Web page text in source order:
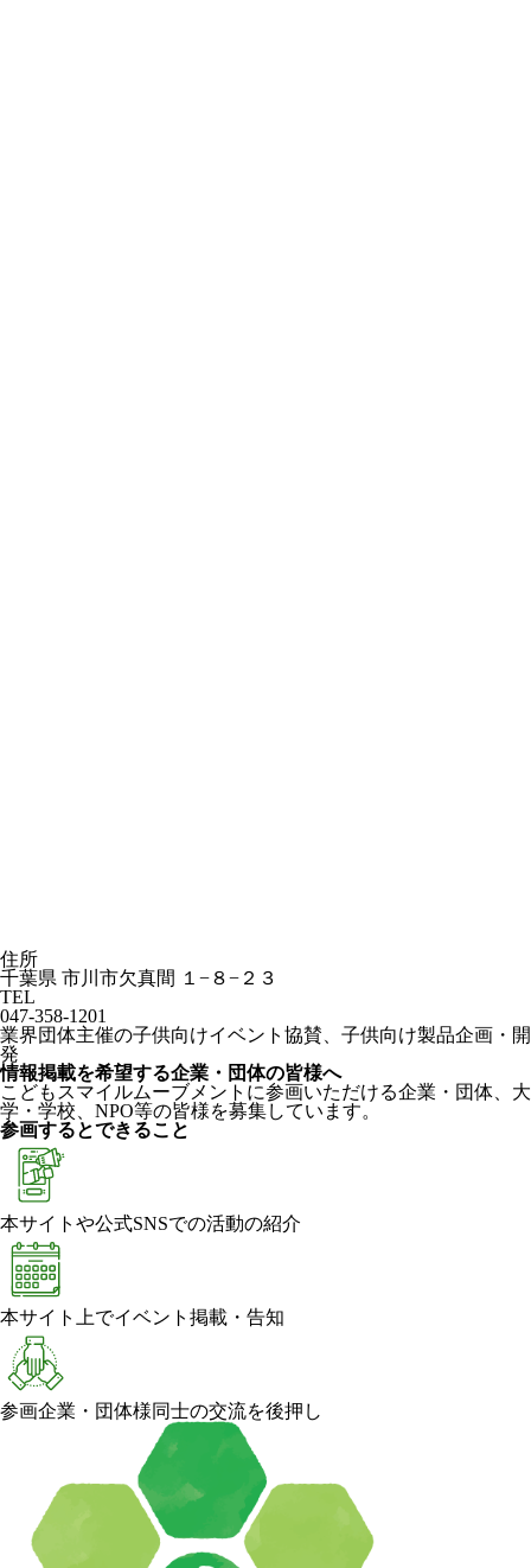
住所
千葉県 市川市欠真間 １−８−２３
TEL
047-358-1201
業界団体主催の子供向けイベント協賛、子供向け製品企画・開
発
情報掲載を希望する企業・団体の皆様へ
こどもスマイルムーブメントに参画いただける企業・団体、大
学・学校、NPO等の皆様を募集しています。
参画するとできること
本サイトや公式SNSでの活動の紹介
本サイト上でイベント掲載・告知
参画企業・団体様同士の交流を後押し